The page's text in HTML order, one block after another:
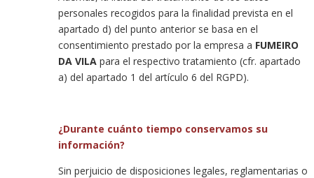
personales recogidos para la finalidad prevista en el
apartado d) del punto anterior se basa en el
consentimiento prestado por la empresa a FUMEIRO
DA VILA para el respectivo tratamiento (cfr. apartado
a) del apartado 1 del artículo 6 del RGPD).
¿Durante cuánto tiempo conservamos su
información?
Sin perjuicio de disposiciones legales, reglamentarias o